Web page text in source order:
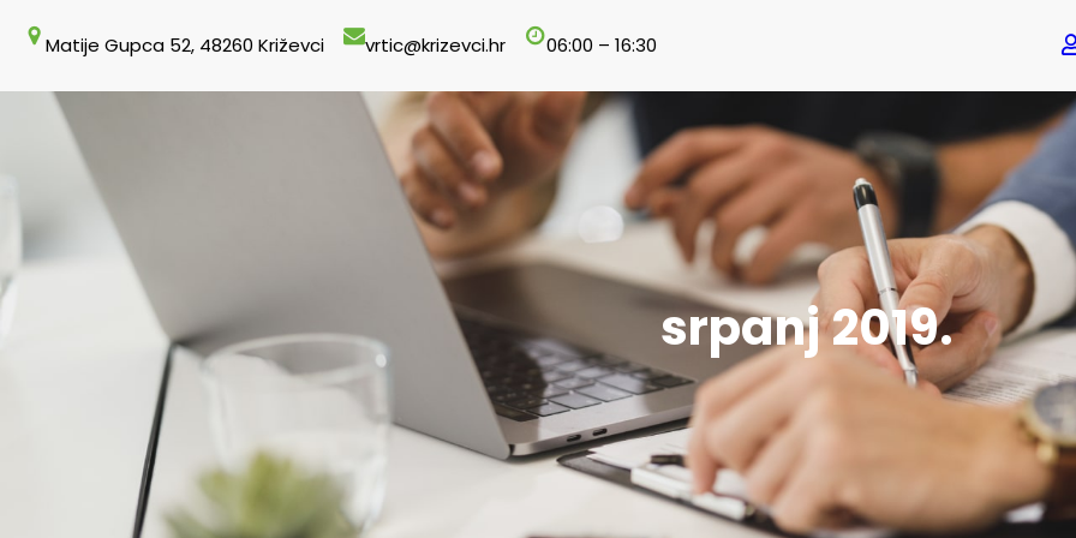
sadržaja
Matije Gupca 52, 48260 Križevci vrtic@krizevci.hr 06:00 – 16:30
srpanj 2019.